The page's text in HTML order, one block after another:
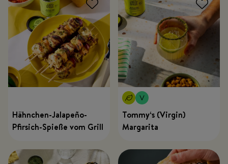
Hähnchen-Jalapeño-
Pfirsich-Spieße vom Grill
Tommy‘s (Virgin)
Margarita